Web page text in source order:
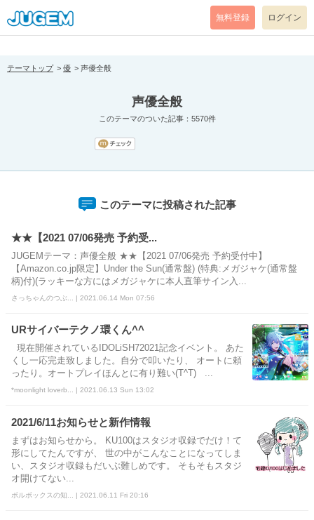
[pear_error: message="Success" code=0 mode=return level=notice
prefix="" info=""]
無料登録 ログイン
テーマトップ 優 声優全般
声優全般
このテーマのついた記事：5570件
このテーマに投稿された記事
★★【2021 07/06発売 予約受...
JUGEMテーマ：声優全般 ★★【2021 07/06発売 予約受付中】
【Amazon.co.jp限定】Under the Sun(通常盤) (特典:メガジャケ(通常盤
柄)付)(ラッキーな方にはメガジャケに本人直筆サイン入...
さっちゃんのつぶ... | 2021.06.14 Mon 07:56
URサイバーテクノ環くん^^
現在開催されているIDOLiSH72021記念イベント。 あた
くし一応完走致しました。自分で叩いたり、 オートに頼
ったり。オートプレイほんとに有り難い(T^T) ...
*moonlight loverb... | 2021.06.13 Sun 13:02
2021/6/11お知らせと新作情報
まずはお知らせから。 KU100はスタジオ収録でだけ！て
形にしてたんですが、 世の中がこんなことになってしま
い、スタジオ収録もだいぶ難しめです。 そもそもスタジ
オ開けてない...
ボルボックスの知... | 2021.06.11 Fri 20:16